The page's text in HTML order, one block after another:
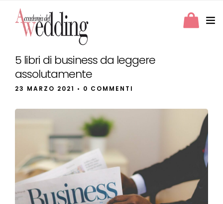
5 libri di business da leggere
assolutamente
23 MARZO 2021 • 0 COMMENTI